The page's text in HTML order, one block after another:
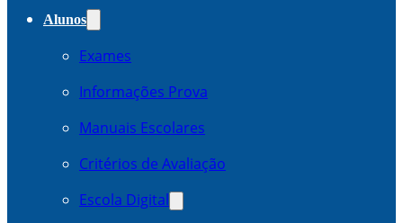
Alunos
Exames
Informações Prova
Manuais Escolares
Critérios de Avaliação
Escola Digital